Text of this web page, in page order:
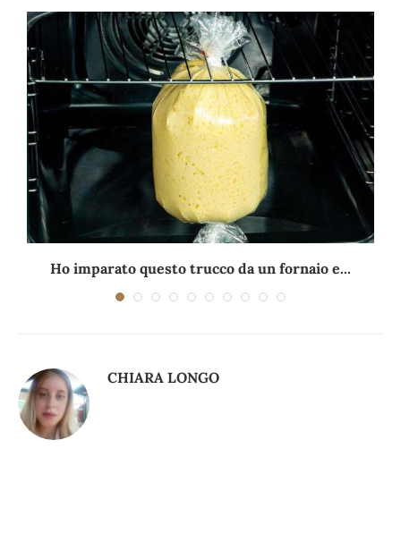
Ho imparato questo trucco da un fornaio e...
CHIARA LONGO